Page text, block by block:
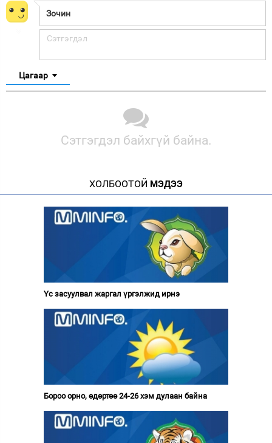
Цагаар
Сэтгэгдэл байхгүй байна.
ХОЛБООТОЙ МЭДЭЭ
Үс засуулвал жаргал үргэлжид ирнэ
Бороо орно, өдөртөө 24-26 хэм дулаан байна